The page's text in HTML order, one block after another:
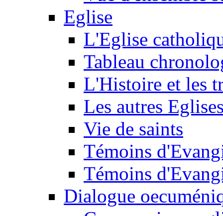
Eglise
L'Eglise
Tableau
L'Histoire et les
Les autres
Vie de saints
Témoins
Témoins
Dialogue